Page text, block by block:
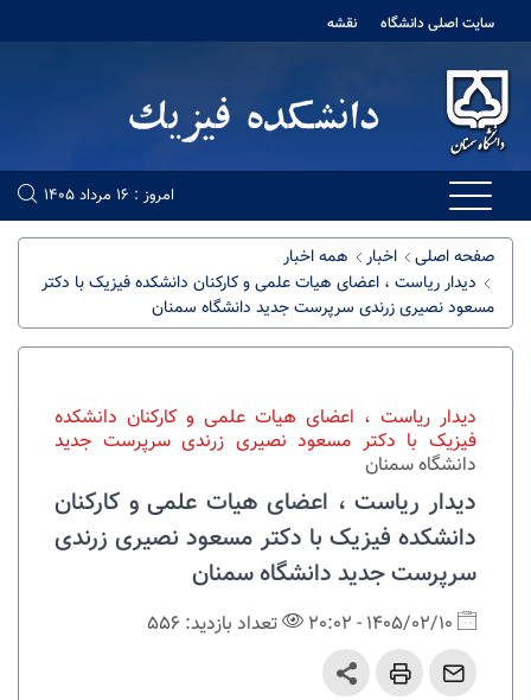
سایت اصلی دانشگاه نقشه
امروز : 16 مرداد 1405
صفحه اصلی اخبار
همه اخبار
دیدار ریاست ، اعضای هیات علمی و کارکنان دانشکده فیزیک با دکتر
مسعود نصیری زرندی سرپرست جدید دانشگاه سمنان
دیدار ریاست ، اعضای هیات علمی و کارکنان دانشکده
فیزیک با دکتر مسعود نصیری زرندی سرپرست جدید
دانشگاه سمنان
دیدار ریاست ، اعضای هیات علمی و کارکنان
دانشکده فیزیک با دکتر مسعود نصیری زرندی
سرپرست جدید دانشگاه سمنان
1405/02/10 - 20:02 تعداد بازدید: 556